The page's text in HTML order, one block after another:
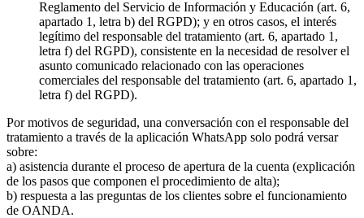
Reglamento del Servicio de Información y Educación (art. 6,
apartado 1, letra b) del RGPD); y en otros casos, el interés
legítimo del responsable del tratamiento (art. 6, apartado 1,
letra f) del RGPD), consistente en la necesidad de resolver el
asunto comunicado relacionado con las operaciones
comerciales del responsable del tratamiento (art. 6, apartado 1,
letra f) del RGPD).
Por motivos de seguridad, una conversación con el responsable del
tratamiento a través de la aplicación WhatsApp solo podrá versar
sobre:
a) asistencia durante el proceso de apertura de la cuenta (explicación
de los pasos que componen el procedimiento de alta);
b) respuesta a las preguntas de los clientes sobre el funcionamiento
de OANDA.